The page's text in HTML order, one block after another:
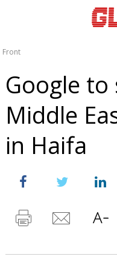
Front
Google
Middle
in Haifa